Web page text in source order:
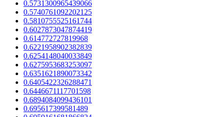
0.5731300965439066
0.5740761092202125
0.5810755525161744
0.6027873047874419
0.614772727819968
0.6221958902382839
0.6254148040033849
0.6275953683253097
0.6351621890073342
0.6405422326288471
0.6446671117701598
0.6894084099436101
0.695617399581489